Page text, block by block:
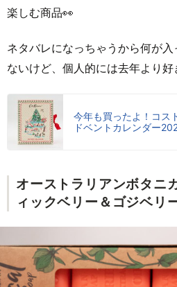
楽しむ商品👀
ネタバレになっちゃうから何が
ないけど、個人的には去年より好
今年も買ったよ！コス
ドベントカレンダー
オーストラリアンボタニ
ィックベリー＆ゴジベリ